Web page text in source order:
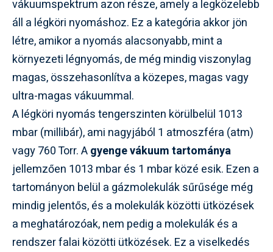
vákuumspektrum azon része, amely a legközelebb
áll a légköri nyomáshoz. Ez a kategória akkor jön
létre, amikor a nyomás alacsonyabb, mint a
környezeti légnyomás, de még mindig viszonylag
magas, összehasonlítva a közepes, magas vagy
ultra-magas vákuummal.
A légköri nyomás tengerszinten körülbelül 1013
mbar (millibár), ami nagyjából 1 atmoszféra (atm)
vagy 760 Torr. Agyenge vákuum tartománya
jellemzően 1013 mbar és 1 mbar közé esik. Ezen a
tartományon belül a gázmolekulák sűrűsége még
mindig jelentős, és a molekulák közötti ütközések
a meghatározóak, nem pedig a molekulák és a
rendszer falai közötti ütközések. Ez a viselkedés